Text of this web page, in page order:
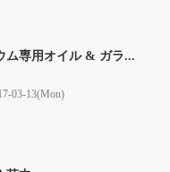
ム専用オイル & ガラ...
03-13(Mon)